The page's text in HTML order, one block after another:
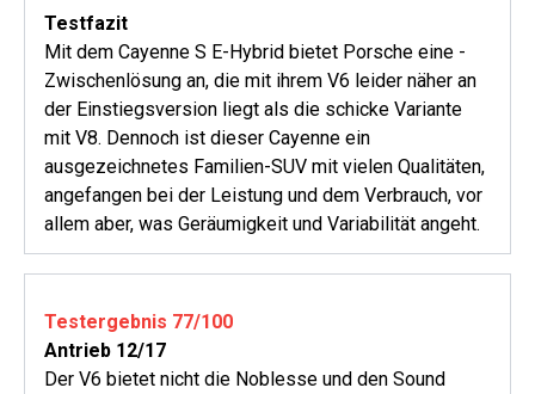
Testfazit
Mit dem Cayenne S E-Hybrid bietet Porsche eine ­
Zwischenlösung an, die mit ihrem V6 leider näher an
der Einstiegsversion liegt als die schicke Variante
mit V8. Dennoch ist dieser Cayenne ein
ausgezeichnetes Familien-SUV mit vielen Qualitäten,
angefangen bei der Leistung und dem Verbrauch, vor
allem aber, was Geräumigkeit und Variabilität angeht.
Testergebnis 77/100
Antrieb 12/17
Der V6 bietet nicht die Noblesse und den Sound